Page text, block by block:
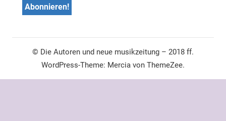
© Die Autoren und neue musikzeitung – 2018 ff.
WordPress-Theme: Mercia von ThemeZee.